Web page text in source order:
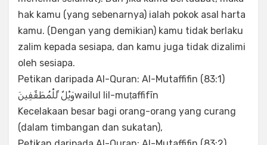
hak kamu (yang sebenarnya) ialah pokok asal harta
kamu. (Dengan yang demikian) kamu tidak berlaku
zalim kepada sesiapa, dan kamu juga tidak dizalimi
oleh sesiapa.
Petikan daripada Al-Quran: Al-Mutaffifin (83:1)
وَيْلٌ لِّلْمُطَفِّفِينَwailul lil-muṭaffifīn
Kecelakaan besar bagi orang-orang yang curang
(dalam timbangan dan sukatan),